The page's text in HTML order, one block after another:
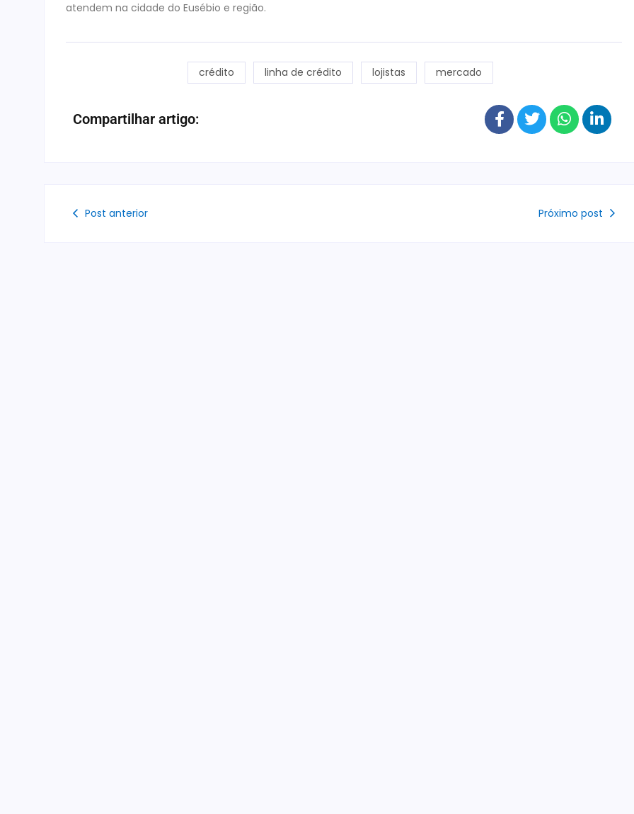
atendem na cidade do Eusébio e região.
crédito linha de crédito lojistas mercado
Compartilhar artigo:
Post anterior Próximo post